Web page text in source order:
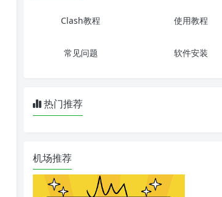
Clash教程 使用教程
常见问题 软件安装
热门推荐
机场推荐